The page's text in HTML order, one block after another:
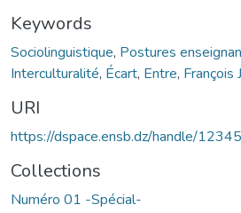
Keywords
Sociolinguistique, Postures
Interculturalité, Écart, Entre, François
URI
https://dspace.ensb.dz/handle/
Collections
Numéro 01 -Spécial-